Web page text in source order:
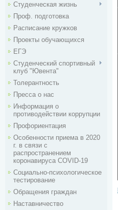
Студенческая жизнь
Проф. подготовка
Расписание кружков
Проекты обучающихся
ЕГЭ
Студенческий спортивный
клуб "Ювента"
Толерантность
Пресса о нас
Информация о
противодействии коррупции
Профориентация
Особенности приема в 2020
г. в связи с
распространением
коронавируса COVID-19
Социально-психологическое
тестирование
Обращения граждан
Наставничество